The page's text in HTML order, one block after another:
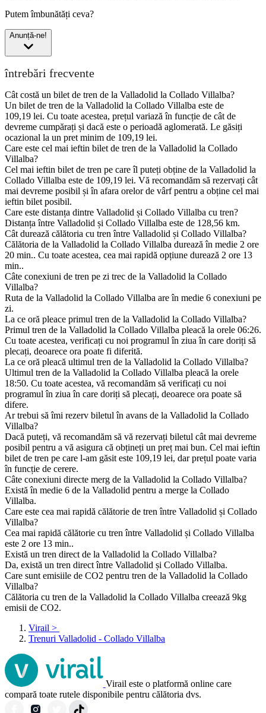
Putem îmbunătăți ceva?
Anunță-ne!
întrebări frecvente
Cât costă un bilet de tren de la Valladolid la Collado Villalba?
Un bilet de tren de la Valladolid la Collado Villalba este de
109,19 lei. Cu toate acestea, prețul variază în funcție de cât de
devreme cumpărați și dacă este o perioadă aglomerată. Le găsiți
ocazional la un pret minim de 109,19 lei.
Care este cel mai ieftin bilet de tren de la Valladolid la Collado
Villalba?
Cel mai ieftin bilet de tren pe care îl puteți obține de la Valladolid la
Collado Villalba este de 109,19 lei. Vă recomandăm să rezervați cât
mai devreme posibil și în afara orelor de vârf pentru a obține cel mai
ieftin bilet posibil.
Care este distanța dintre Valladolid și Collado Villalba cu tren?
Distanța între Valladolid și Collado Villalba este de 128,56 km.
Cât durează călătoria cu tren între Valladolid și Collado Villalba?
Călătoria de la Valladolid la Collado Villalba durează în medie 2 ore
20 min.. Cu toate acestea, cea mai rapidă opțiune durează 2 ore 13
min..
Câte conexiuni de tren pe zi trec de la Valladolid la Collado
Villalba?
Ruta de la Valladolid la Collado Villalba are în medie 6 conexiuni pe
zi.
La ce oră pleace primul tren de la Valladolid la Collado Villalba?
Primul tren de la Valladolid la Collado Villalba pleacă la orele 06:26.
Cu toate acestea, verificați cu noi programul în ziua în care doriți să
plecați, deoarece ora poate fi diferită.
La ce oră pleacă ultimul tren de la Valladolid la Collado Villalba?
Ultimul tren de la Valladolid la Collado Villalba pleacă la orele
18:50. Cu toate acestea, vă recomandăm să verificați cu noi
programul în ziua în care doriți să plecați, deoarece ora poate să
difere.
Ar trebui să îmi rezerv biletul în avans de la Valladolid la Collado
Villalba?
Dacă puteți, vă recomandăm să vă rezervați biletul cât mai devreme
posibil pentru a vă asigura că obțineți un preț mai bun. Cel mai ieftin
bilet de tren pe care l-am găsit este 109,19 lei, dar prețul poate varia
în funcție de cerere.
Câte conexiuni directe merg de la Valladolid la Collado Villalba?
Există în medie 6 de la Valladolid pentru a merge la Collado
Villalba.
Care este cea mai rapidă călătorie de tren între Valladolid și Collado
Villalba?
Cea mai rapidă călătorie cu tren între Valladolid și Collado Villalba
este 2 ore 13 min..
Există un tren direct de la Valladolid la Collado Villalba?
Da, există un tren direct între Valladolid și Collado Villalba.
Care sunt emisiile de CO2 pentru tren de la Valladolid la Collado
Villalba?
Călătoria cu tren de la Valladolid la Collado Villalba creează 9kg
emisii de CO2.
Virail >
Trenuri Valladolid - Collado Villalba
Virail este o platformă online care
compară toate rutele disponibile pentru călătoria dvs.